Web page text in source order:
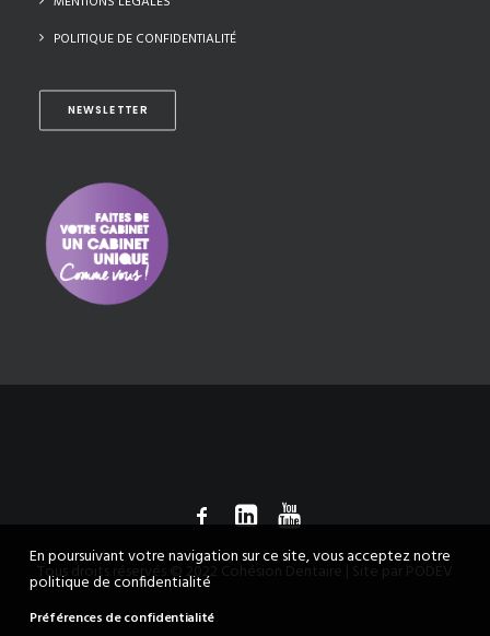
POLITIQUE DE CONFIDENTIALITÉ
NEWSLETTER
Tous droits réservés © 2022 Cohésion Dentaire | Site par
En poursuivant votre navigation sur ce site, vous acceptez notre
politique de confidentialité
Préférences de confidentialité